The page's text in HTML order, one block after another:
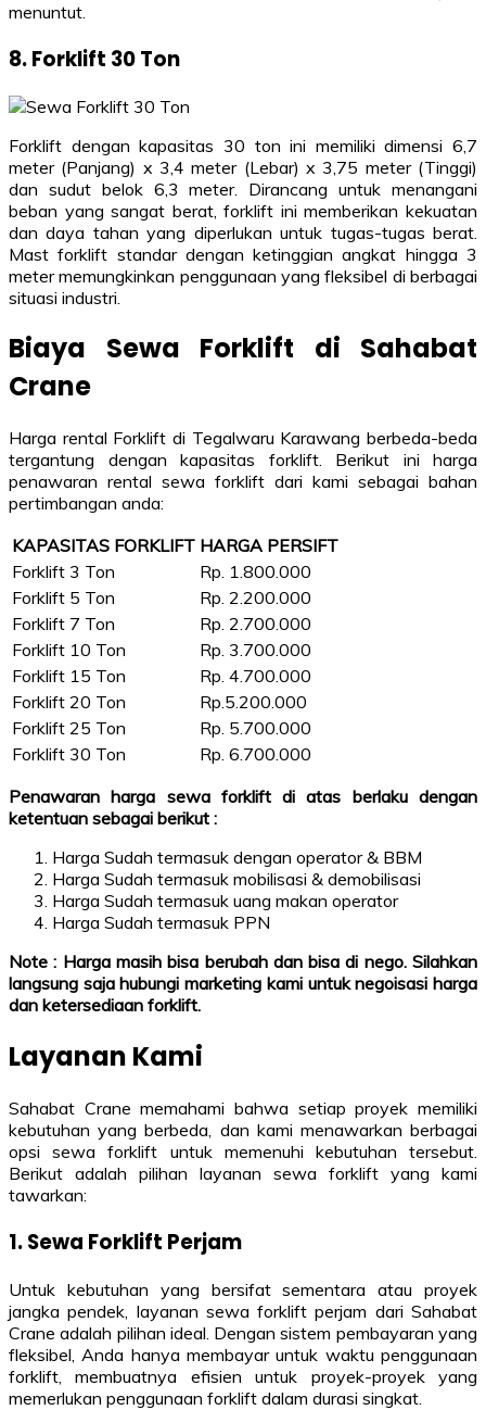
menuntut.
8. Forklift 30 Ton
Forklift dengan kapasitas 30 ton ini memiliki dimensi 6,7
meter (Panjang) x 3,4 meter (Lebar) x 3,75 meter (Tinggi)
dan sudut belok 6,3 meter. Dirancang untuk menangani
beban yang sangat berat, forklift ini memberikan kekuatan
dan daya tahan yang diperlukan untuk tugas-tugas berat.
Mast forklift standar dengan ketinggian angkat hingga 3
meter memungkinkan penggunaan yang fleksibel di berbagai
situasi industri.
Biaya Sewa Forklift di Sahabat
Crane
Harga rental Forklift di Tegalwaru Karawang berbeda-beda
tergantung dengan kapasitas forklift. Berikut ini harga
penawaran rental sewa forklift dari kami sebagai bahan
pertimbangan anda:
KAPASITAS FORKLIFT HARGA PERSIFT
Forklift 3 Ton
Rp. 1.800.000
Forklift 5 Ton
Rp. 2.200.000
Forklift 7 Ton
Rp. 2.700.000
Forklift 10 Ton
Rp. 3.700.000
Forklift 15 Ton
Rp. 4.700.000
Forklift 20 Ton
Rp.5.200.000
Forklift 25 Ton
Rp. 5.700.000
Forklift 30 Ton
Rp. 6.700.000
Penawaran harga sewa forklift di atas berlaku dengan
ketentuan sebagai berikut :
Harga Sudah termasuk dengan operator & BBM
Harga Sudah termasuk mobilisasi & demobilisasi
Harga Sudah termasuk uang makan operator
Harga Sudah termasuk PPN
Note : Harga masih bisa berubah dan bisa di nego. Silahkan
langsung saja hubungi marketing kami untuk negoisasi harga
dan ketersediaan forklift.
Layanan Kami
Sahabat Crane memahami bahwa setiap proyek memiliki
kebutuhan yang berbeda, dan kami menawarkan berbagai
opsi sewa forklift untuk memenuhi kebutuhan tersebut.
Berikut adalah pilihan layanan sewa forklift yang kami
tawarkan:
1. Sewa Forklift Perjam
Untuk kebutuhan yang bersifat sementara atau proyek
jangka pendek, layanan sewa forklift perjam dari Sahabat
Crane adalah pilihan ideal. Dengan sistem pembayaran yang
fleksibel, Anda hanya membayar untuk waktu penggunaan
forklift, membuatnya efisien untuk proyek-proyek yang
memerlukan penggunaan forklift dalam durasi singkat.